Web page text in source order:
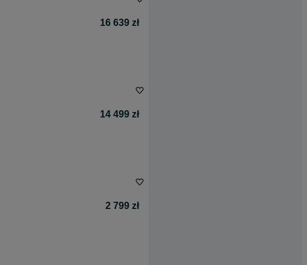
16 639 zł
14 499 zł
2 799 zł